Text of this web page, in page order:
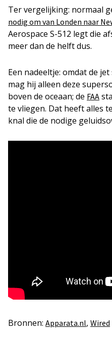
Ter vergelijking: normaal
nodig om van Londen naar
Aerospace S-512 legt die
meer dan de helft dus.
Een nadeeltje: omdat de
mag hij alleen deze
boven de oceaan; de FAA
te vliegen. Dat heeft alles
knal die de nodige
Bronnen: Apparata.nl, Wired